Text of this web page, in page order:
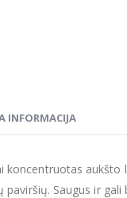
INFORMACIJA
koncentruotas
Saugus ir